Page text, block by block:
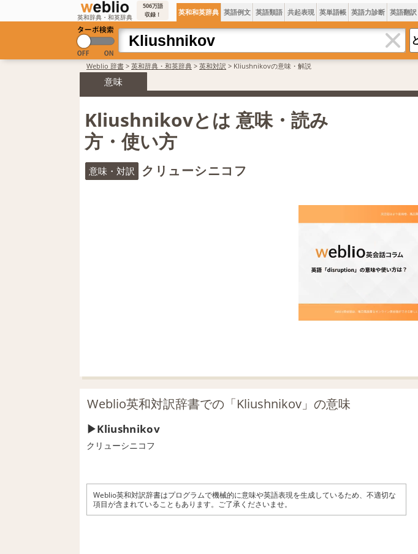
英和辞典・和英辞典
506万語
収録！
英和和英辞典 英語例文 英語類語 共起表現 英単語帳 英語力診断 英語翻訳
Weblio 辞書 > 英和辞典・和英辞典 > 英和対訳 > Kliushnikovの意味・解説
意味
Kliushnikovとは 意味・読み
方・使い方
意味・対訳 クリューシニコフ
Weblio英和対訳辞書での「Kliushnikov」の意味
Kliushnikov
クリューシニコフ
Weblio英和対訳辞書はプログラムで機械的に意味や英語表現を生成しているため、不適切な
項目が含まれていることもあります。ご了承くださいませ。